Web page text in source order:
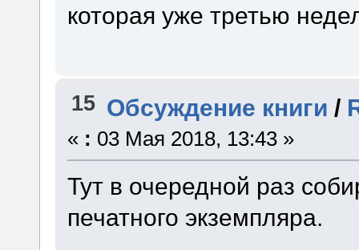
которая уже третью
15 Обсуждение книги /
« : 03 Мая 2018, 13:43 »
Тут в очередной раз
печатного экземпляра.